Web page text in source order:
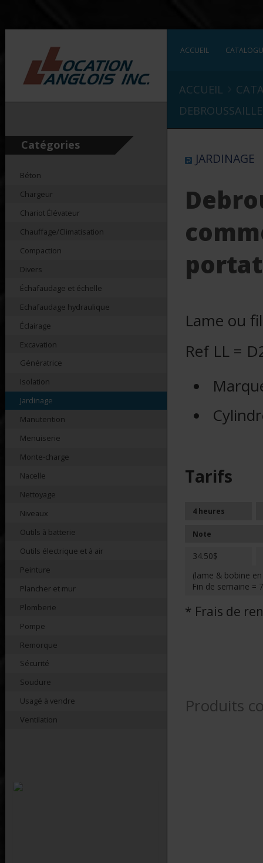
Catégories
Béton
Chargeur
Chariot Élévateur
Chauffage/Climatisation
Compaction
Divers
Échafaudage et échelle
Echafaudage hydraulique
Éclairage
Excavation
Génératrice
Isolation
Jardinage
Manutention
Menuiserie
Monte-charge
Nacelle
Nettoyage
Niveaux
Outils à batterie
Outils électrique et à air
Peinture
Plancher et mur
Plomberie
Pompe
Remorque
Sécurité
Soudure
Usagé à vendre
Ventilation
ACCUEIL
ACCUEIL
JARDINAGE
Lame ou
Ref LL =
Tarifs
4 heures
Note
34.50$
(lame & bobine
Fin de semaine =
* Frais de
Produits